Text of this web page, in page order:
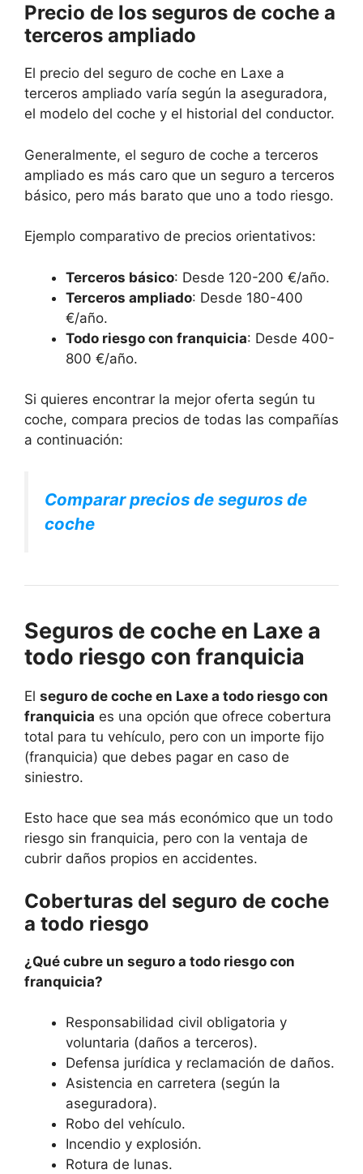
Precio de los seguros de coche a
terceros ampliado
El precio del seguro de coche en Laxe a
terceros ampliado varía según la aseguradora,
el modelo del coche y el historial del conductor.
Generalmente, el seguro de coche a terceros
ampliado es más caro que un seguro a terceros
básico, pero más barato que uno a todo riesgo.
Ejemplo comparativo de precios orientativos:
Terceros básico: Desde 120-200 €/año.
Terceros ampliado: Desde 180-400
€/año.
Todo riesgo con franquicia: Desde 400-
800 €/año.
Si quieres encontrar la mejor oferta según tu
coche, compara precios de todas las compañías
a continuación:
Comparar precios de seguros de
coche
Seguros de coche en Laxe a
todo riesgo con franquicia
El seguro de coche en Laxe a todo riesgo con
franquicia es una opción que ofrece cobertura
total para tu vehículo, pero con un importe fijo
(franquicia) que debes pagar en caso de
siniestro.
Esto hace que sea más económico que un todo
riesgo sin franquicia, pero con la ventaja de
cubrir daños propios en accidentes.
Coberturas del seguro de coche
a todo riesgo
¿Qué cubre un seguro a todo riesgo con
franquicia?
Responsabilidad civil obligatoria y
voluntaria (daños a terceros).
Defensa jurídica y reclamación de daños.
Asistencia en carretera (según la
aseguradora).
Robo del vehículo.
Incendio y explosión.
Rotura de lunas.